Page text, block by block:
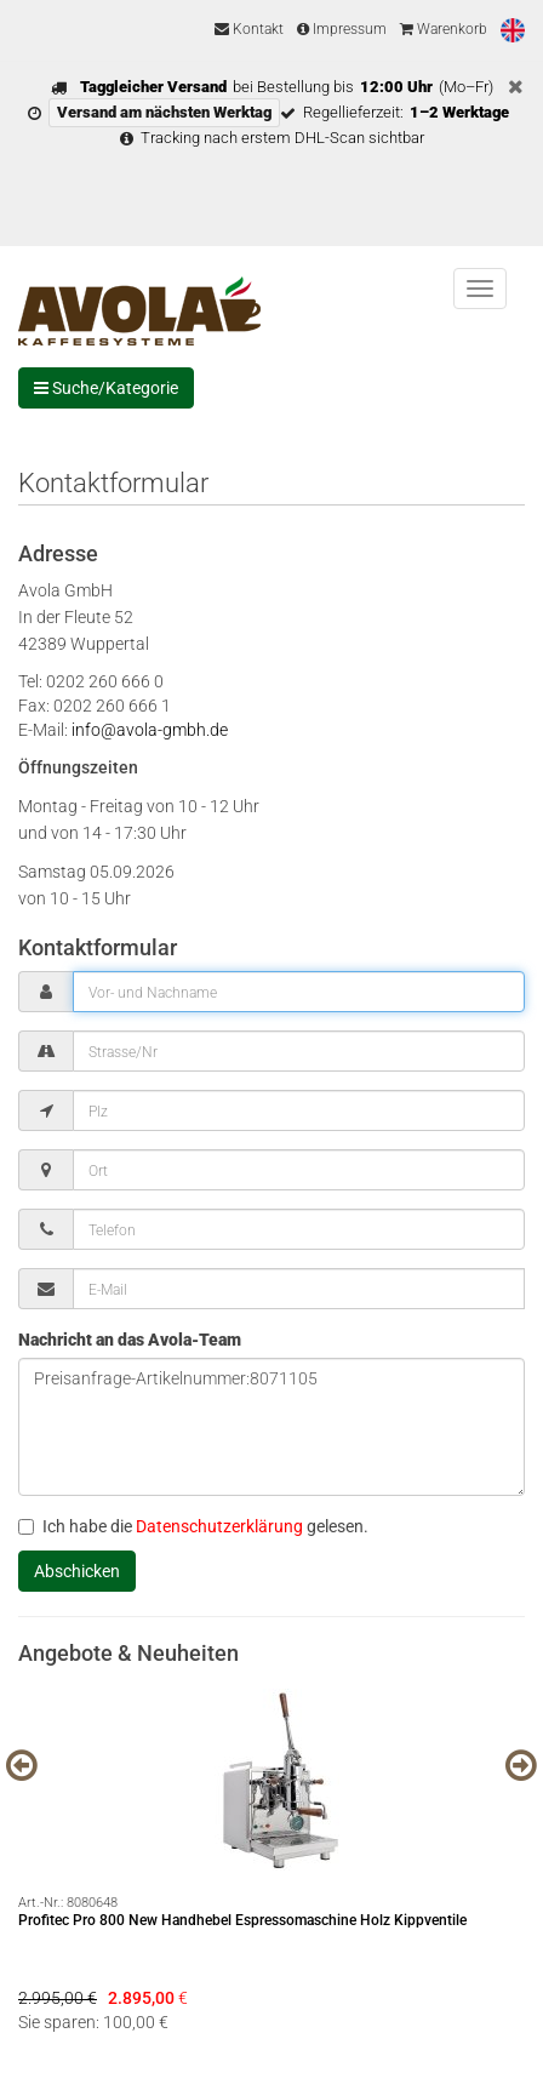
Kontakt Impressum Warenkorb
Taggleicher Versand bei Bestellung bis 12:00 Uhr (Mo–Fr)
Versand am nächsten Werktag
Regellieferzeit: 1–2 Werktage
Tracking nach erstem DHL-Scan sichtbar
Menu
Suche/Kategorie
Kontaktformular
Adresse
Avola GmbH
In der Fleute 52
42389 Wuppertal
Tel: 0202 260 666 0
Fax: 0202 260 666 1
E-Mail: info@avola-gmbh.de
Öffnungszeiten
Montag - Freitag von 10 - 12 Uhr
und von 14 - 17:30 Uhr
Samstag 05.09.2026
von 10 - 15 Uhr
Kontaktformular
Nachricht an das Avola-Team
Ich habe die Datenschutzerklärung gelesen.
Angebote & Neuheiten
Art.-Nr.: 8080648
Profitec Pro 800 New Handhebel Espressomaschine Holz Kippventile
2.995,00 € 2.895,00€
Sie sparen: 100,00 €